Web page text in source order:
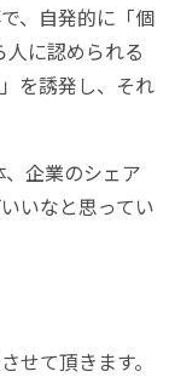
、自発的に「個
に認められる
を誘発し、それ
企業のシェア
いなと思ってい
せて頂きます。